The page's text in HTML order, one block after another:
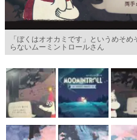
電ファミニコゲーマーとは？
運営：株式会社マレ
「ぼくはオオカミです」というめそ
らないムーミントロールさん